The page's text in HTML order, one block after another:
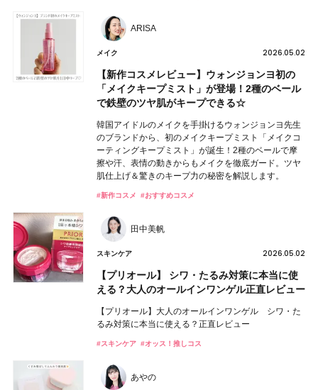
ARISA
メイク 2026.05.02
【新作コスメレビュー】ウォンジョンヨ初の
「メイクキープミスト」が登場！2種のベール
で鉄壁のツヤ肌がキープできる☆
韓国アイドルのメイクを手掛けるウォンジョンヨ先生
のブランドから、初のメイクキープミスト「メイクコ
ーティングキープミスト」が誕生！2種のベールで摩
擦や汗、表情の動きからもメイクを徹底ガード。ツヤ
肌仕上げ＆驚きのキープ力の秘密を解説します。
#新作コスメ #おすすめコスメ
田中美帆
スキンケア 2026.05.02
【プリオール】 シワ・たるみ対策に本当に使
える？大人のオールインワンゲル正直レビュー
【プリオール】大人のオールインワンゲル シワ・た
るみ対策に本当に使える？正直レビュー
#スキンケア #オッス！推しコス
あやの